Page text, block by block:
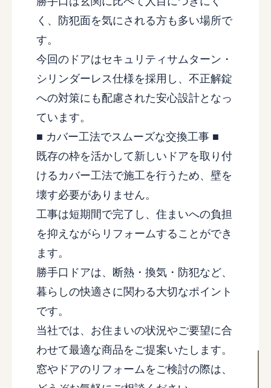
く、防犯面を気にされる方も多い場所で
す。
今回のドアはセキュリティサムターン・
シリンダーレス仕様を採用し、不正解錠
への対策にも配慮された安心設計となっ
ています。
■ カバー工法でスムーズな交換工事 ■
既存の枠を活かして新しいドアを取り付
けるカバー工法で施工を行うため、壁を
壊す必要がありません。
工事は短期間で完了し、住まいへの負担
を抑えながらリフォームすることができ
ます。
勝手口ドアは、断熱・換気・防犯など、
暮らしの快適さに関わる大切なポイント
です。
当社では、お住まいの状況やご要望に合
わせて最適な商品をご提案いたします。
窓やドアのリフォームをご検討の際は、